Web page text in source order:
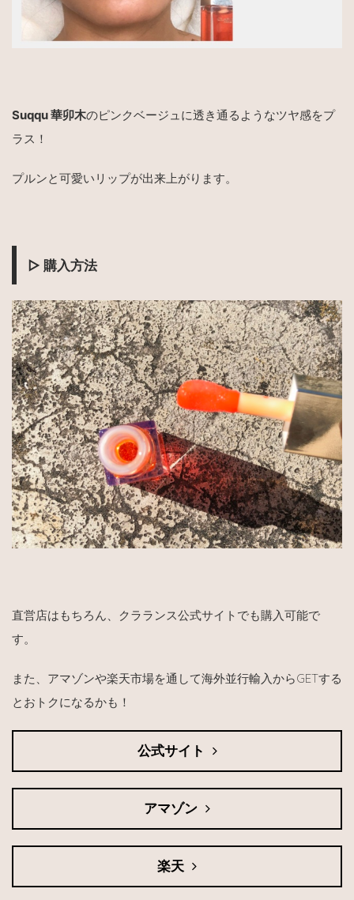
Suqqu 華卯木のピンクベージュに透き通るようなツヤ感をプ
ラス！
プルンと可愛いリップが出来上がります。
▷ 購入方法
直営店はもちろん、クラランス公式サイトでも購入可能で
す。
また、アマゾンや楽天市場を通して海外並行輸入からGETする
とおトクになるかも！
公式サイト
アマゾン
楽天